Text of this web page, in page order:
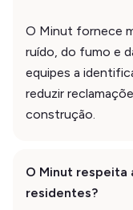
O Minut fornece
ruído, do fumo e
equipes a
reduzir
construção.
O Minut respeita
residentes?